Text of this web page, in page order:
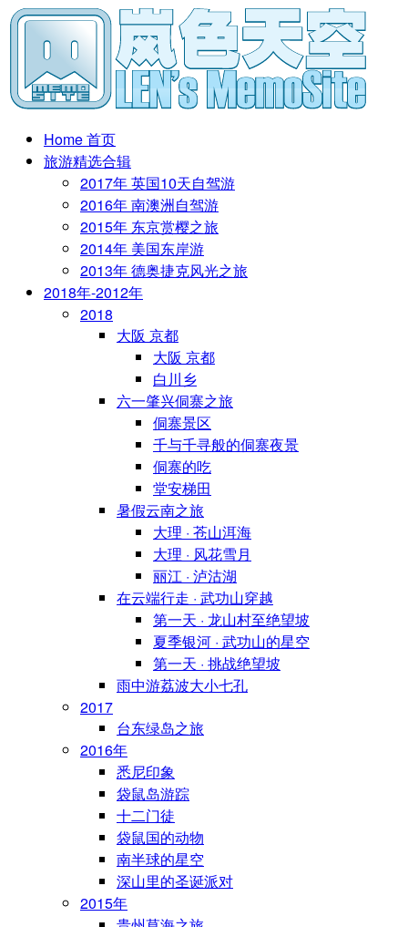
Home 首页
旅游精选合辑
2017年 英国10天自驾游
2016年 南澳洲自驾游
2015年 东京赏樱之旅
2014年 美国东岸游
2013年 德奥捷克风光之旅
2018年-2012年
2018
大阪 京都
大阪 京都
白川乡
六一肇兴侗寨之旅
侗寨景区
千与千寻般的侗寨夜景
侗寨的吃
堂安梯田
暑假云南之旅
大理 · 苍山洱海
大理 · 风花雪月
丽江 · 泸沽湖
在云端行走 · 武功山穿越
第一天 · 龙山村至绝望坡
夏季银河 · 武功山的星空
第一天 · 挑战绝望坡
雨中游荔波大小七孔
2017
台东绿岛之旅
2016年
悉尼印象
袋鼠岛游踪
十二门徒
袋鼠国的动物
南半球的星空
深山里的圣诞派对
2015年